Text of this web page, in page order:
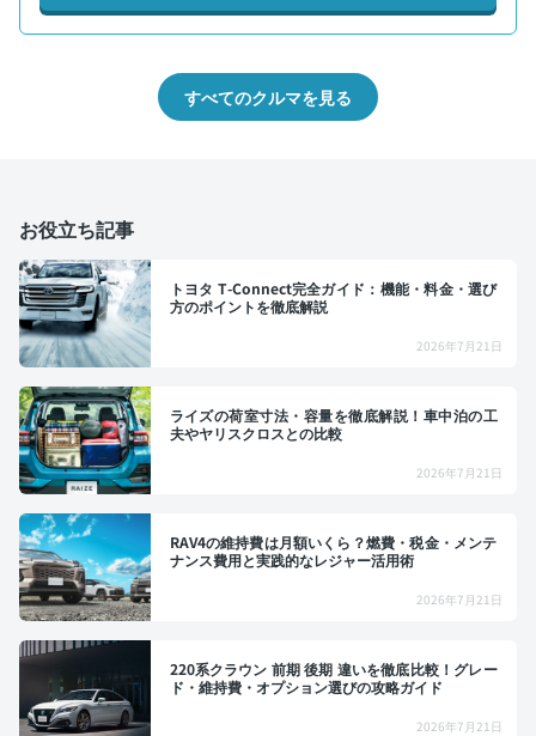
すべてのクルマを見る
お役立ち記事
トヨタ T-Connect完全ガイド：機能・料金・選び
方のポイントを徹底解説
2026年7月21日
ライズの荷室寸法・容量を徹底解説！車中泊の工
夫やヤリスクロスとの比較
2026年7月21日
RAV4の維持費は月額いくら？燃費・税金・メンテ
ナンス費用と実践的なレジャー活用術
2026年7月21日
220系クラウン 前期 後期 違いを徹底比較！グレー
ド・維持費・オプション選びの攻略ガイド
2026年7月21日